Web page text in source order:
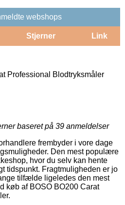
webshops
Stjerner Link
Professional Blodtryksmåler
baseret på 39 anmeldelser
frembyder i vore dage
Den mest populære
hvor du selv kan hente
tidspunkt. Fragtmuligheden er jo
tilfælde ligeledes den mest
køb af BOSO BO200 Carat